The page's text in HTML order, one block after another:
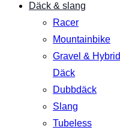
Däck & slang
Racer
Mountainbike
Gravel & Hybrid
Däck
Dubbdäck
Slang
Tubeless